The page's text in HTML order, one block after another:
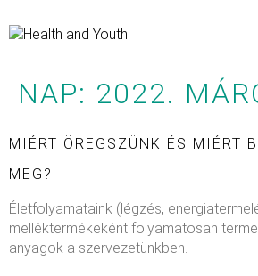
NAP: 2022.
MIÉRT ÖREGSZÜNK ÉS MIÉRT
MEG?
Életfolyamataink (légzés,
melléktermékeként folyamatosan
anyagok a szervezetünkben.